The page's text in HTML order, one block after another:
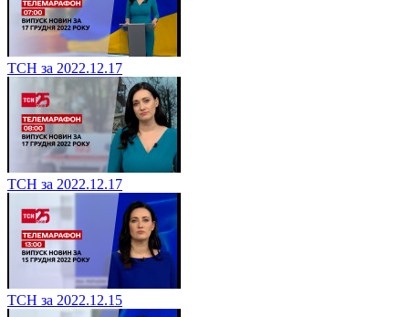
ТСН за 2022.12.17
ТСН за 2022.12.17
ТСН за 2022.12.15